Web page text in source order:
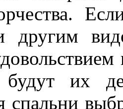
другим
будут их
спальни